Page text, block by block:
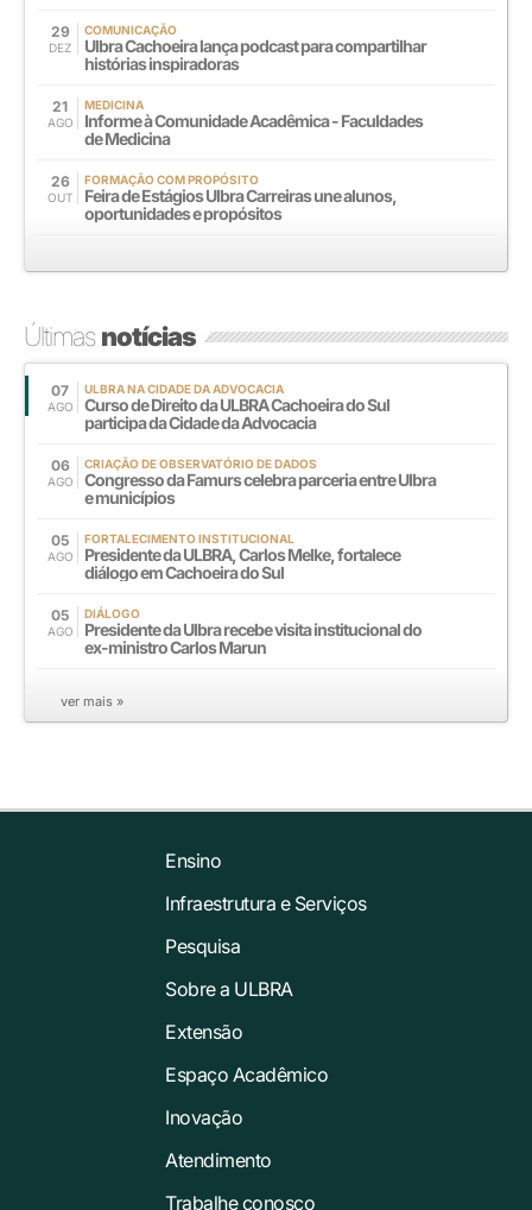
29
DEZ
COMUNICAÇÃO
Ulbra Cachoeira lança podcast para compartilhar
histórias inspiradoras
21
AGO
MEDICINA
Informe à Comunidade Acadêmica - Faculdades
de Medicina
26
OUT
FORMAÇÃO COM PROPÓSITO
Feira de Estágios Ulbra Carreiras une alunos,
oportunidades e propósitos
Últimasnotícias
07
AGO
ULBRA NA CIDADE DA ADVOCACIA
Curso de Direito da ULBRA Cachoeira do Sul
participa da Cidade da Advocacia
06
AGO
CRIAÇÃO DE OBSERVATÓRIO DE DADOS
Congresso da Famurs celebra parceria entre Ulbra
e municípios
05
AGO
FORTALECIMENTO INSTITUCIONAL
Presidente da ULBRA, Carlos Melke, fortalece
diálogo em Cachoeira do Sul
05
AGO
DIÁLOGO
Presidente da Ulbra recebe visita institucional do
ex-ministro Carlos Marun
ver mais »
Ensino
Infraestrutura e Serviços
Pesquisa
Sobre a ULBRA
Extensão
Espaço Acadêmico
Inovação
Atendimento
Trabalhe conosco